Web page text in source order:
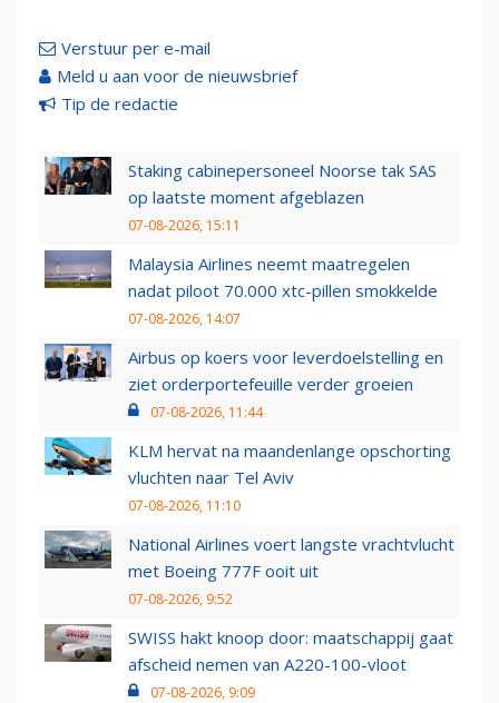
Verstuur per e-mail
Meld u aan voor de nieuwsbrief
Tip de redactie
Staking cabinepersoneel Noorse tak SAS
op laatste moment afgeblazen
07-08-2026, 15:11
Malaysia Airlines neemt maatregelen
nadat piloot 70.000 xtc-pillen smokkelde
07-08-2026, 14:07
Airbus op koers voor leverdoelstelling en
ziet orderportefeuille verder groeien
07-08-2026, 11:44
KLM hervat na maandenlange opschorting
vluchten naar Tel Aviv
07-08-2026, 11:10
National Airlines voert langste vrachtvlucht
met Boeing 777F ooit uit
07-08-2026, 9:52
SWISS hakt knoop door: maatschappij gaat
afscheid nemen van A220-100-vloot
07-08-2026, 9:09